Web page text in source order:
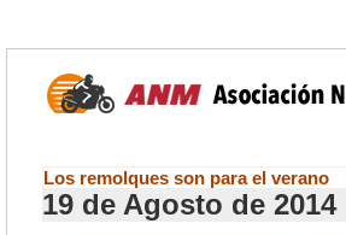
Los remolques son para el verano
19 de Agosto de 2014